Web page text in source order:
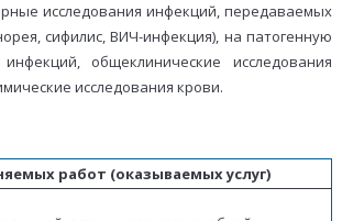
исследования инфекций, передаваемых
сифилис, ВИЧ-инфекция), на патогенную
общеклинические исследования
исследования крови.
работ (оказываемых услуг)